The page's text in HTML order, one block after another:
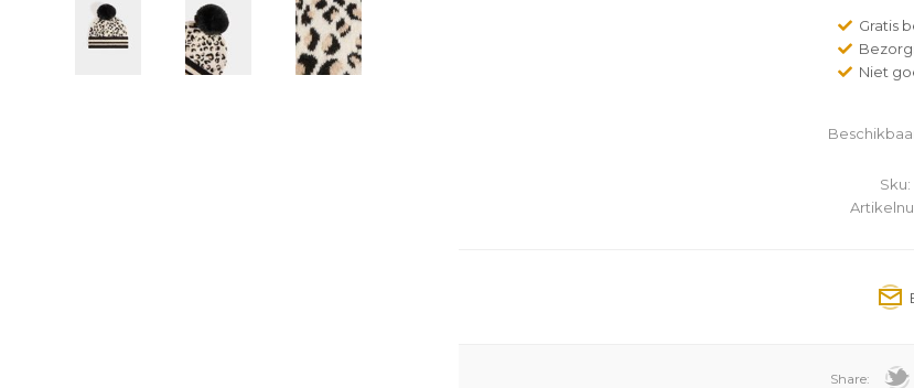
Gratis
Niet
Sku:
Share: